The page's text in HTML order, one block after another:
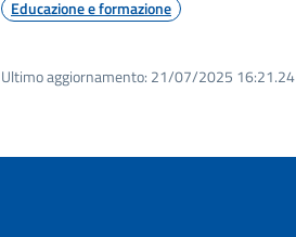
Educazione e formazione
Ultimo aggiornamento: 21/07/2025 16:21.24